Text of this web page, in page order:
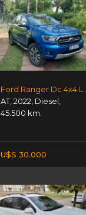
AT, 2022 Diesel
45.500 km.
U$S 30.000